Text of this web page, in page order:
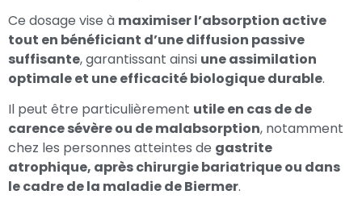
Ce dosage vise à maximiser l’absorption active
tout en bénéficiant d’une diffusion passive
suffisante, garantissant ainsi une assimilation
optimale et une efficacité biologique durable.
Il peut être particulièrement utile en cas de de
carence sévère ou de malabsorption, notamment
chez les personnes atteintes de gastrite
atrophique, après chirurgie bariatrique ou dans
le cadre de la maladie de Biermer.